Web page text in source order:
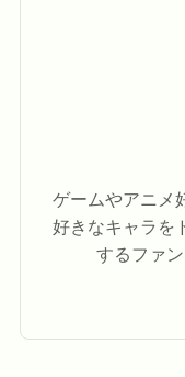
ゲームやアニメ
好きなキャラを
するファ